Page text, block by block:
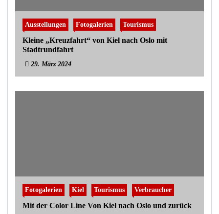
Ausstellungen Fotogalerien Tourismus
Kleine „Kreuzfahrt“ von Kiel nach Oslo mit
Stadtrundfahrt
29. März 2024
Fotogalerien Kiel Tourismus Verbraucher
Mit der Color Line Von Kiel nach Oslo und zurück